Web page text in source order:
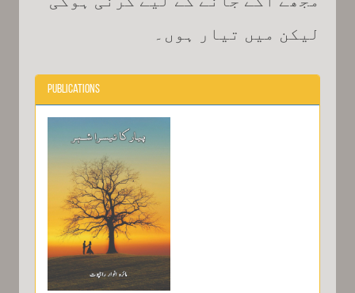
لیکن میں تیار ہوں۔
Publications